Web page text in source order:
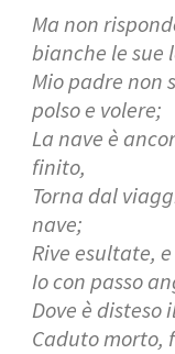
Ma non
bianche le sue
Mio padre non
polso e volere;
La nave è
finito,
Torna dal
nave;
Rive esultate,
Io con passo
Dove è disteso
Caduto morto,